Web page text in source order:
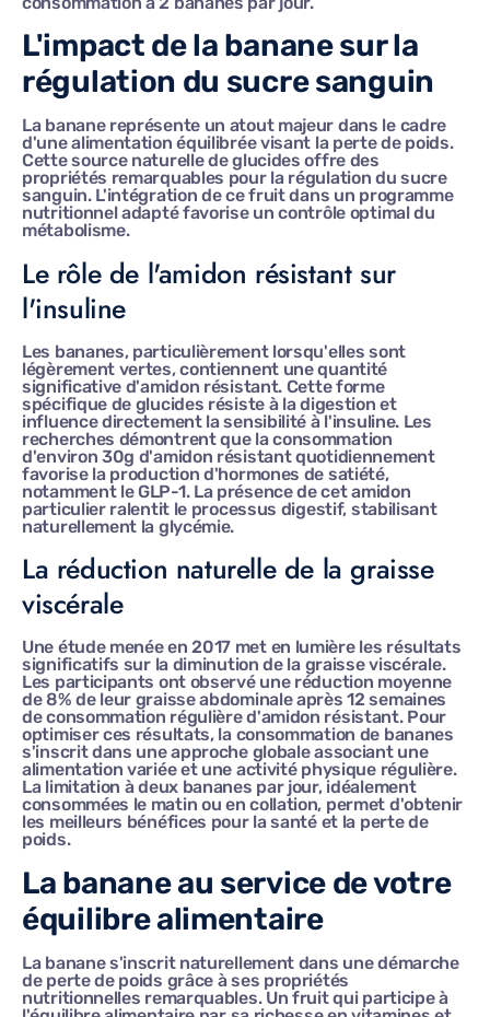
L'impact de la banane sur la
régulation du sucre sanguin
La banane représente un atout majeur dans le cadre
d'une alimentation équilibrée visant la perte de poids.
Cette source naturelle de glucides offre des
propriétés remarquables pour la régulation du sucre
sanguin. L'intégration de ce fruit dans un programme
nutritionnel adapté favorise un contrôle optimal du
métabolisme.
Le rôle de l'amidon résistant sur
l'insuline
Les bananes, particulièrement lorsqu'elles sont
légèrement vertes, contiennent une quantité
significative d'amidon résistant. Cette forme
spécifique de glucides résiste à la digestion et
influence directement la sensibilité à l'insuline. Les
recherches démontrent que la consommation
d'environ 30g d'amidon résistant quotidiennement
favorise la production d'hormones de satiété,
notamment le GLP-1. La présence de cet amidon
particulier ralentit le processus digestif, stabilisant
naturellement la glycémie.
La réduction naturelle de la graisse
viscérale
Une étude menée en 2017 met en lumière les résultats
significatifs sur la diminution de la graisse viscérale.
Les participants ont observé une réduction moyenne
de 8% de leur graisse abdominale après 12 semaines
de consommation régulière d'amidon résistant. Pour
optimiser ces résultats, la consommation de bananes
s'inscrit dans une approche globale associant une
alimentation variée et une activité physique régulière.
La limitation à deux bananes par jour, idéalement
consommées le matin ou en collation, permet d'obtenir
les meilleurs bénéfices pour la santé et la perte de
poids.
La banane au service de votre
équilibre alimentaire
La banane s'inscrit naturellement dans une démarche
de perte de poids grâce à ses propriétés
nutritionnelles remarquables. Un fruit qui participe à